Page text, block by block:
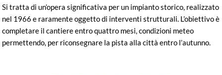
Si tratta di un’opera significativa per un impianto storico, realizzato
nel 1966 e raramente oggetto di interventi strutturali. L’obiettivo è
completare il cantiere entro quattro mesi, condizioni meteo
permettendo, per riconsegnare la pista alla città entro l’autunno.